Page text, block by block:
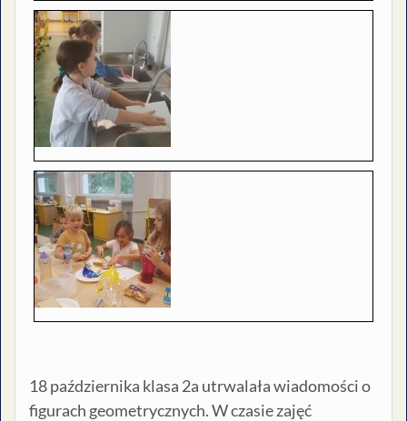
18 października klasa 2a utrwalała wiadomości o
figurach geometrycznych. W czasie zajęć